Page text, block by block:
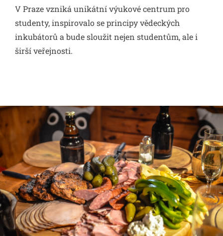
V Praze vzniká unikátní výukové centrum pro
studenty, inspirovalo se principy vědeckých
inkubátorů a bude sloužit nejen studentům, ale i
širší veřejnosti.